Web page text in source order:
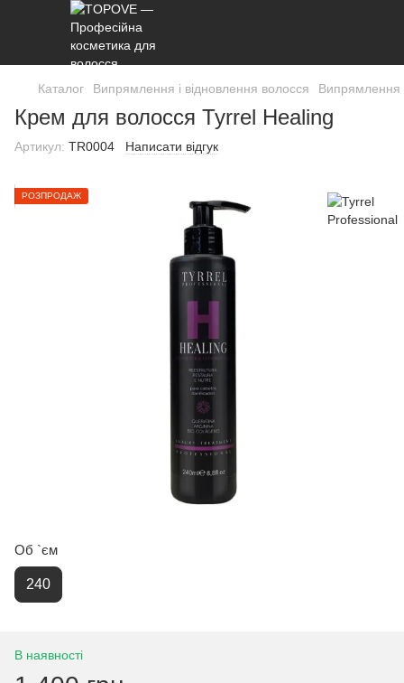
Каталог Випрямлення і відновлення волосся Випрямлення
Крем для волосся Tyrrel Healing
Артикул: TR0004 Написати відгук
РОЗПРОДАЖ
Об `єм
240
В наявності